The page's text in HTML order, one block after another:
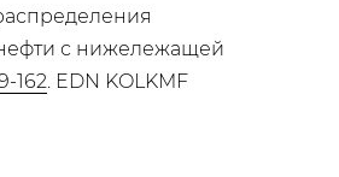
нефти с нижележащей
162. EDN KOLKMF